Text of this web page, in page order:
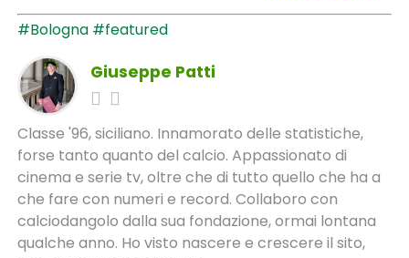
#Bologna #featured
Giuseppe Patti
Classe '96, siciliano. Innamorato delle statistiche,
forse tanto quanto del calcio. Appassionato di
cinema e serie tv, oltre che di tutto quello che ha a
che fare con numeri e record. Collaboro con
calciodangolo dalla sua fondazione, ormai lontana
qualche anno. Ho visto nascere e crescere il sito,